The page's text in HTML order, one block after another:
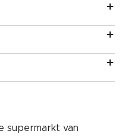
supermarkt van